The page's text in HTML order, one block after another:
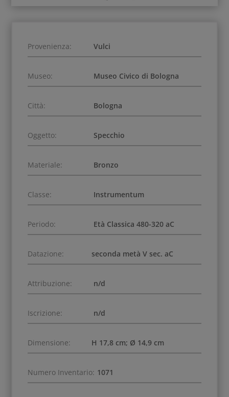
Provenienza: Vulci
Museo: Museo Civico di Bologna
Città: Bologna
Oggetto: Specchio
Materiale: Bronzo
Classe: Instrumentum
Periodo: Età Classica 480-320 aC
Datazione: seconda metà V sec. aC
Attribuzione: n/d
Iscrizione: n/d
Dimensione: H 17,8 cm; Ø 14,9 cm
Numero Inventario: 1071